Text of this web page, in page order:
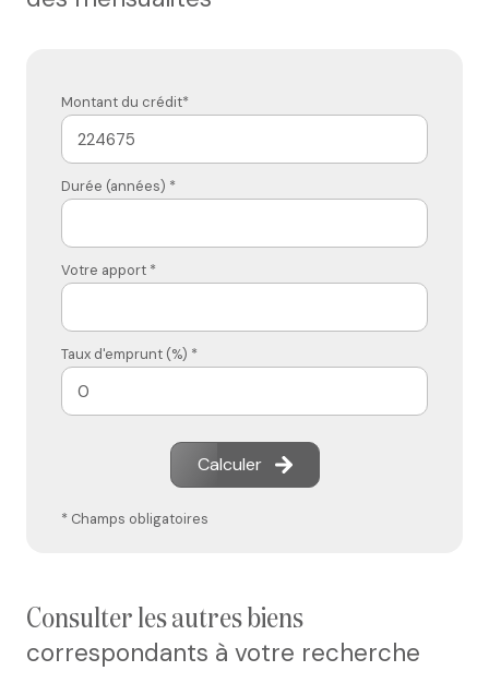
Montant du crédit*
Durée (années) *
Votre apport *
Taux d'emprunt (%) *
Calculer
* Champs obligatoires
consulter les autres biens
correspondants à votre recherche